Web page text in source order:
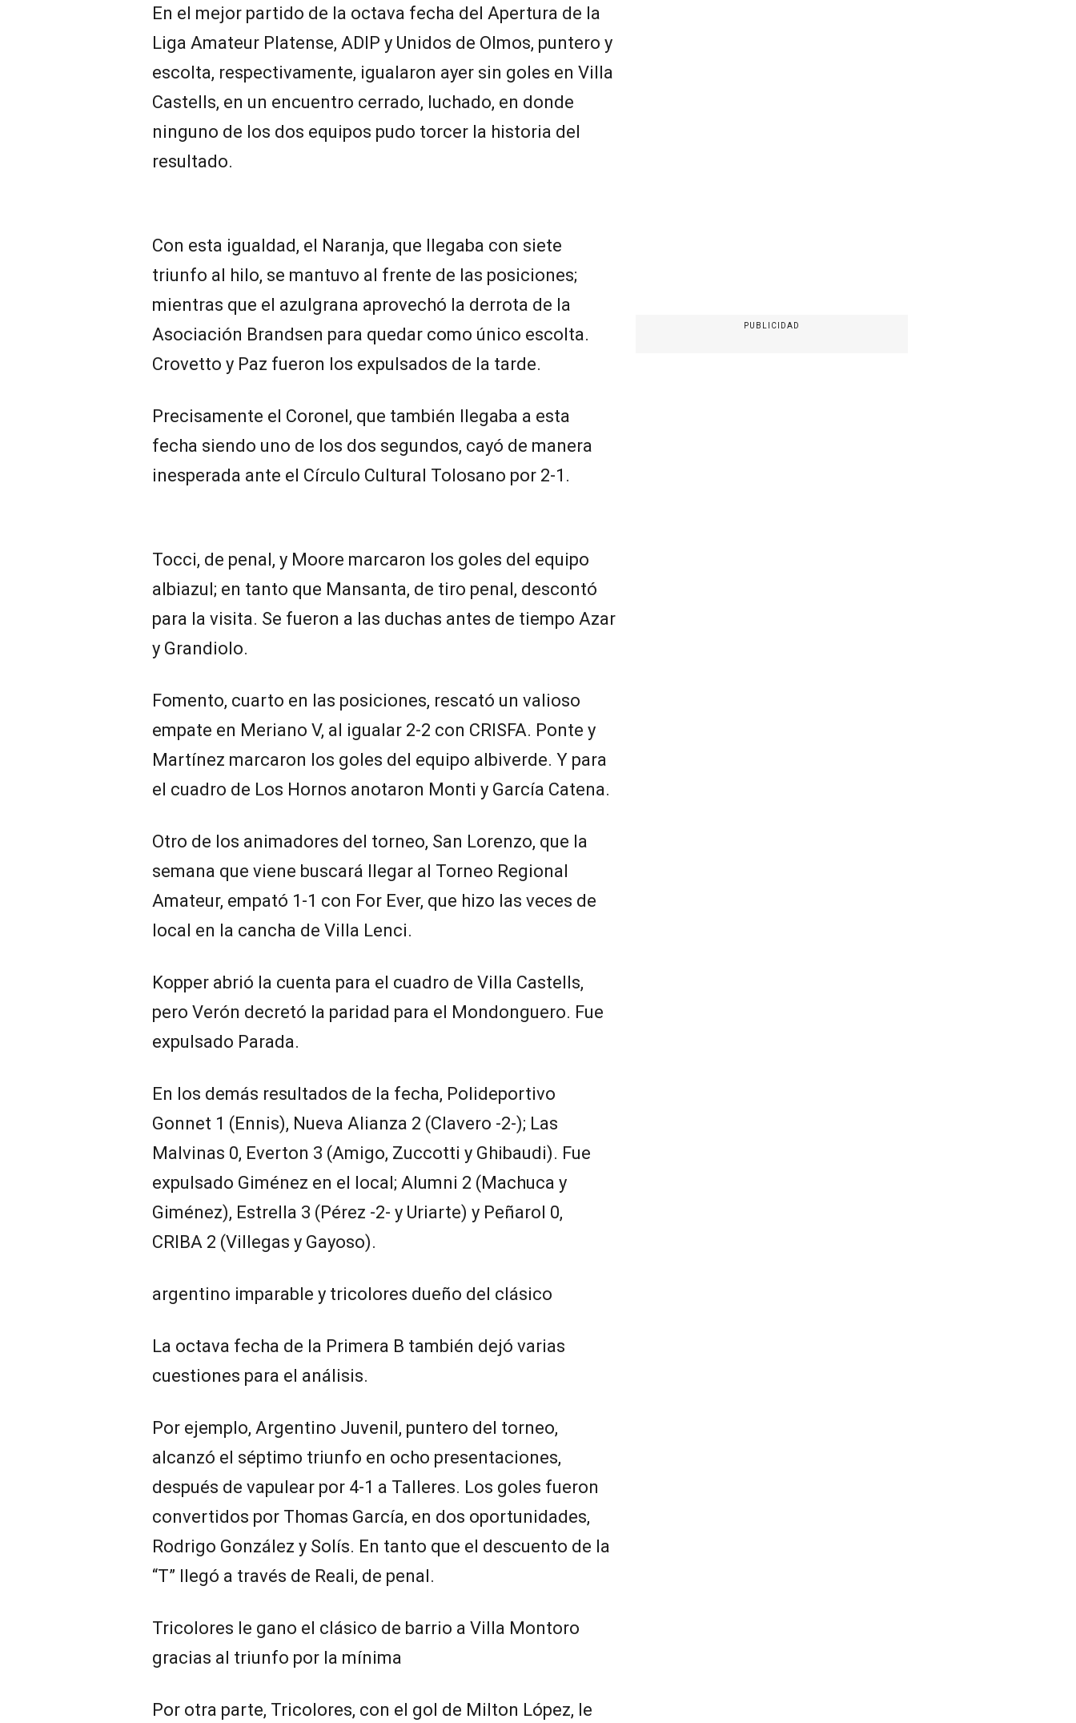
En el mejor partido de la octava fecha del Apertura de la
Liga Amateur Platense, ADIP y Unidos de Olmos, puntero y
escolta, respectivamente, igualaron ayer sin goles en Villa
Castells, en un encuentro cerrado, luchado, en donde
ninguno de los dos equipos pudo torcer la historia del
resultado.
Con esta igualdad, el Naranja, que llegaba con siete
triunfo al hilo, se mantuvo al frente de las posiciones;
mientras que el azulgrana aprovechó la derrota de la
Asociación Brandsen para quedar como único escolta.
Crovetto y Paz fueron los expulsados de la tarde.
Precisamente el Coronel, que también llegaba a esta
fecha siendo uno de los dos segundos, cayó de manera
inesperada ante el Círculo Cultural Tolosano por 2-1.
Tocci, de penal, y Moore marcaron los goles del equipo
albiazul; en tanto que Mansanta, de tiro penal, descontó
para la visita. Se fueron a las duchas antes de tiempo Azar
y Grandiolo.
Fomento, cuarto en las posiciones, rescató un valioso
empate en Meriano V, al igualar 2-2 con CRISFA. Ponte y
Martínez marcaron los goles del equipo albiverde. Y para
el cuadro de Los Hornos anotaron Monti y García Catena.
Otro de los animadores del torneo, San Lorenzo, que la
semana que viene buscará llegar al Torneo Regional
Amateur, empató 1-1 con For Ever, que hizo las veces de
local en la cancha de Villa Lenci.
Kopper abrió la cuenta para el cuadro de Villa Castells,
pero Verón decretó la paridad para el Mondonguero. Fue
expulsado Parada.
En los demás resultados de la fecha, Polideportivo
Gonnet 1 (Ennis), Nueva Alianza 2 (Clavero -2-); Las
Malvinas 0, Everton 3 (Amigo, Zuccotti y Ghibaudi). Fue
expulsado Giménez en el local; Alumni 2 (Machuca y
Giménez), Estrella 3 (Pérez -2- y Uriarte) y Peñarol 0,
CRIBA 2 (Villegas y Gayoso).
argentino imparable y tricolores dueño del clásico
La octava fecha de la Primera B también dejó varias
cuestiones para el análisis.
Por ejemplo, Argentino Juvenil, puntero del torneo,
alcanzó el séptimo triunfo en ocho presentaciones,
después de vapulear por 4-1 a Talleres. Los goles fueron
convertidos por Thomas García, en dos oportunidades,
Rodrigo González y Solís. En tanto que el descuento de la
“T” llegó a través de Reali, de penal.
Tricolores le gano el clásico de barrio a Villa Montoro
gracias al triunfo por la mínima
Por otra parte, Tricolores, con el gol de Milton López, le
PUBLICIDAD